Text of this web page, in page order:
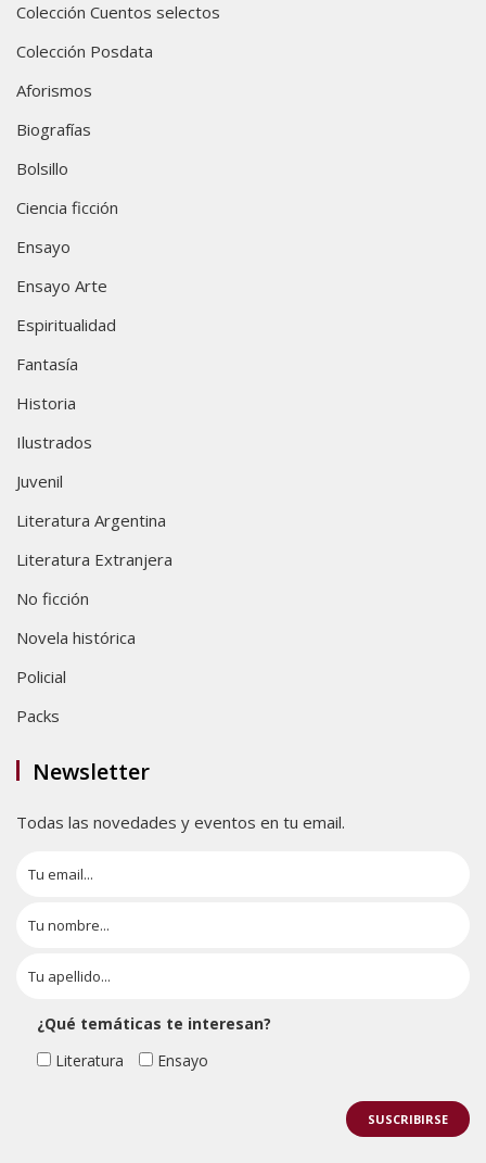
Colección Cuentos selectos
Colección Posdata
Aforismos
Biografías
Bolsillo
Ciencia ficción
Ensayo
Ensayo Arte
Espiritualidad
Fantasía
Historia
Ilustrados
Juvenil
Literatura Argentina
Literatura Extranjera
No ficción
Novela histórica
Policial
Packs
Newsletter
Todas las novedades y eventos en tu email.
¿Qué temáticas te interesan?
Literatura
Ensayo